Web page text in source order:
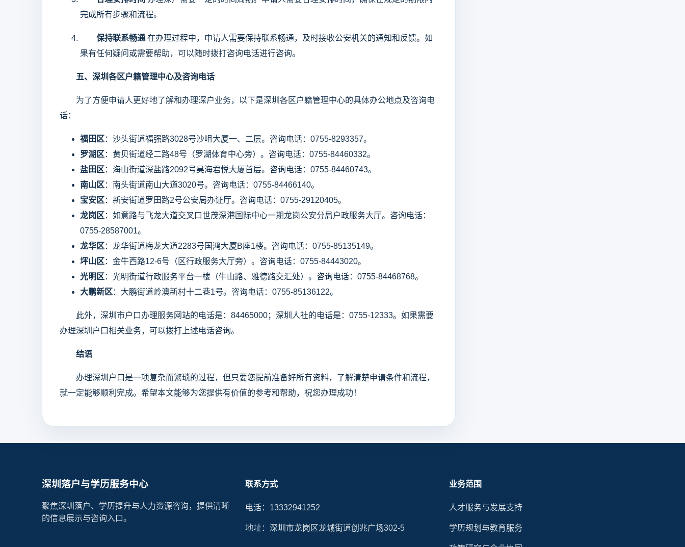
完成所有步骤和流程。
保持联系畅通 在办理过程中，申请人需要保持联系畅通，及时接收公安机关的通知和反馈。如
果有任何疑问或需要帮助，可以随时拨打咨询电话进行咨询。
五、深圳各区户籍管理中心及咨询电话
为了方便申请人更好地了解和办理深户业务，以下是深圳各区户籍管理中心的具体办公地点及咨询电
话：
福田区 ：沙头街道福强路3028号沙咀大厦一、二层。咨询电话：0755-8293357。
罗湖区 ：黄贝街道经二路48号（罗湖体育中心旁）。咨询电话：0755-84460332。
盐田区 ：海山街道深盐路2092号昊海君悦大厦首层。咨询电话：0755-84460743。
南山区 ：南头街道南山大道3020号。咨询电话：0755-84466140。
宝安区 ：新安街道罗田路2号公安局办证厅。咨询电话：0755-29120405。
龙岗区 ：如意路与飞龙大道交叉口世茂深港国际中心一期龙岗公安分局户政服务大厅。咨询电话：
0755-28587001。
龙华区 ：龙华街道梅龙大道2283号国鸿大厦B座1楼。咨询电话：0755-85135149。
坪山区 ：金牛西路12-6号（区行政服务大厅旁）。咨询电话：0755-84443020。
光明区 ：光明街道行政服务平台一楼（牛山路、雅德路交汇处）。咨询电话：0755-84468768。
大鹏新区 ：大鹏街道岭澳新村十二巷1号。咨询电话：0755-85136122。
此外，深圳市户口办理服务网站的电话是：84465000；深圳人社的电话是：0755-12333。如果需要
办理深圳户口相关业务，可以拨打上述电话咨询。
结语
办理深圳户口是一项复杂而繁琐的过程，但只要您提前准备好所有资料，了解清楚申请条件和流程，
就一定能够顺利完成。希望本文能够为您提供有价值的参考和帮助，祝您办理成功！
深圳落户与学历服务中心
聚焦深圳落户、学历提升与人力资源咨询，提供清晰
的信息展示与咨询入口。
联系方式
电话：13332941252
地址：深圳市龙岗区龙城街道创兆广场302-5
业务范围
人才服务与发展支持
学历规划与教育服务